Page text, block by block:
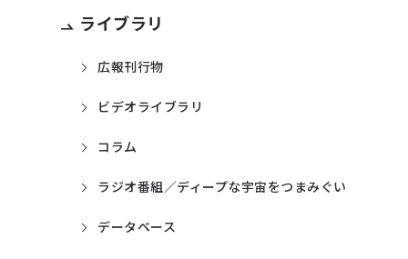
ライブラリ
広報刊行物
ビデオライブラリ
コラム
ラジオ番組／ディープな宇宙をつまみぐい
データベース